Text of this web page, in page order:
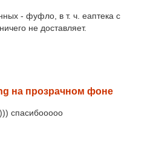
- фуфло, в т. ч. еаптека с
не доставляет.
на прозрачном фоне
спасибооооо